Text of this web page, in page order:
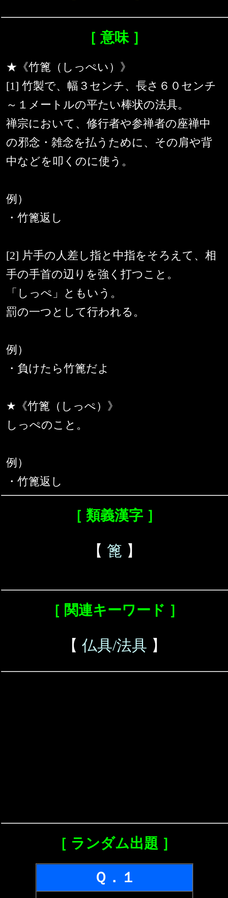
［ 意味 ］
★《竹篦（しっぺい）》
[1] 竹製で、幅３センチ、長さ６０センチ
～１メートルの平たい棒状の法具。
禅宗において、修行者や参禅者の座禅中
の邪念・雑念を払うために、その肩や背
中などを叩くのに使う。
例）
・竹篦返し
[2] 片手の人差し指と中指をそろえて、相
手の手首の辺りを強く打つこと。
「しっぺ」ともいう。
罰の一つとして行われる。
例）
・負けたら竹篦だよ
★《竹篦（しっぺ）》
しっぺのこと。
例）
・竹篦返し
［ 類義漢字 ］
【 篦 】
［ 関連キーワード ］
【 仏具/法具 】
［ ランダム出題 ］
Ｑ．１